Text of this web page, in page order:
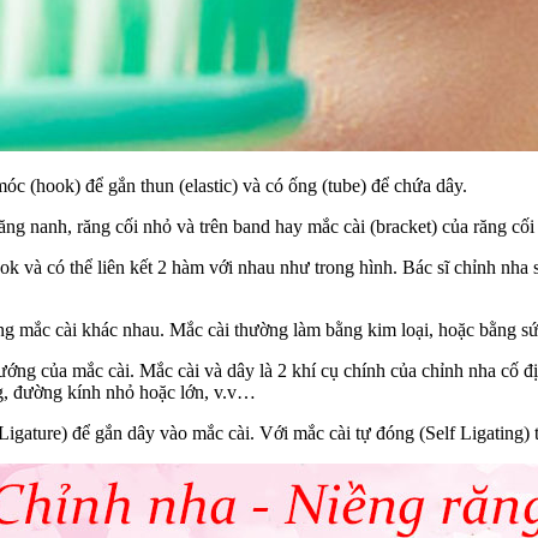
(hook) để gắn thun (elastic) và có ống (tube) để chứa dây.
nanh, răng cối nhỏ và trên band hay mắc cài (bracket) của răng
và có thể liên kết 2 hàm với nhau như trong hình. Bác sĩ chỉnh nha
cài khác nhau. Mắc cài thường làm bằng kim loại, hoặc bằng
của mắc cài. Mắc cài và dây là 2 khí cụ chính của chỉnh nha cố
đường kính nhỏ hoặc lớn, v.v…
để gắn dây vào mắc cài. Với mắc cài tự đóng (Self Ligating)